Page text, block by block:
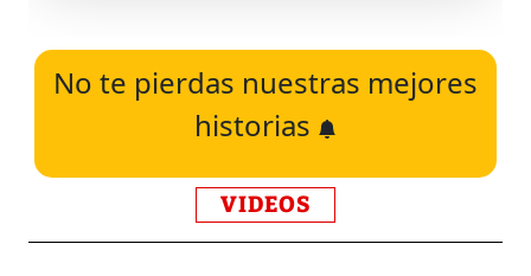
No te pierdas nuestras mejores
historias
VIDEOS